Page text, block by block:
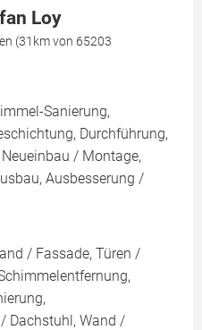
Loy
(31km von 65203
Sanierung,
Durchführung,
/ Montage,
Ausbesserung /
/ Fassade, Türen /
Dachstuhl, Wand /